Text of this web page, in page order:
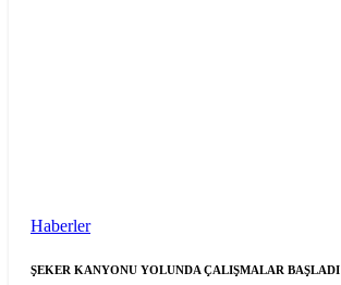
Haberler
ŞEKER KANYONU YOLUNDA ÇALIŞMALAR BAŞLADI